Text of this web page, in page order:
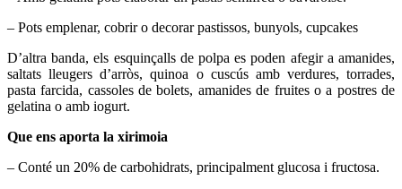
– Pots emplenar, cobrir o decorar pastissos, bunyols, cupcakes
D’altra banda, els esquinçalls de polpa es poden afegir a amanides,
saltats lleugers d’arròs, quinoa o cuscús amb verdures, torrades,
pasta farcida, cassoles de bolets, amanides de fruites o a postres de
gelatina o amb iogurt.
Que ens aporta la xirimoia
– Conté un 20% de carbohidrats, principalment glucosa i fructosa.